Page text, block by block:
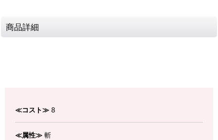
商品詳細
≪コスト≫ 8
≪属性≫ 斬